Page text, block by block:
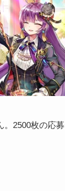
2500枚の応募